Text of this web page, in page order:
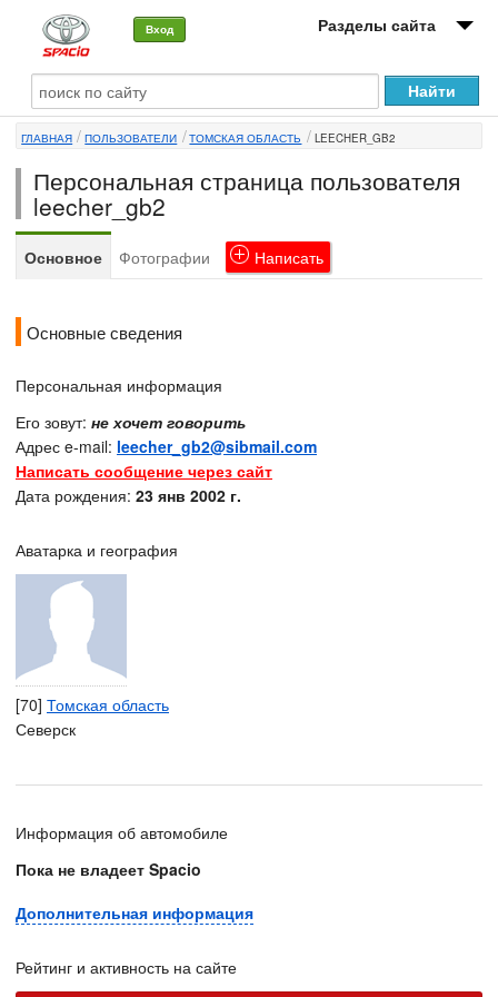
Вход Разделы сайта
О машине
Автоклуб
Форумы
Сервисы и услуги
ГЛАВНАЯ ПОЛЬЗОВАТЕЛИ ТОМСКАЯ ОБЛАСТЬ LEECHER_GB2
Персональная страница пользователя
leecher_gb2
Основное Фотографии Написать
Основные сведения
Персональная информация
Его зовут: не хочет говорить
Адрес e-mail: leecher_gb2@sibmail.com
Написать сообщение через сайт
Дата рождения: 23 янв 2002 г.
Аватарка и география
[70] Томская область
Северск
Информация об автомобиле
Пока не владеет Spacio
Дополнительная информация
Рейтинг и активность на сайте